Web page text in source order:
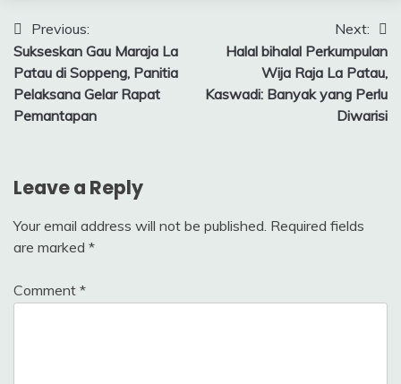
Post
navigation
Previous:
Sukseskan Gau Maraja La
Patau di Soppeng, Panitia
Pelaksana Gelar Rapat
Pemantapan
Next:
Halal bihalal Perkumpulan
Wija Raja La Patau,
Kaswadi: Banyak yang Perlu
Diwarisi
Leave a Reply
Your email address will not be published. Required fields
are marked *
Comment *